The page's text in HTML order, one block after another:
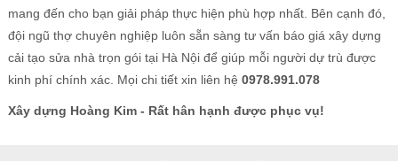
mang đến cho bạn giải pháp thực hiện phù hợp nhất. Bên cạnh đó,
đội ngũ thợ chuyên nghiệp luôn sẵn sàng tư vấn báo giá xây dựng
cải tạo sửa nhà trọn gói tại Hà Nội để giúp mỗi người dự trù được
kinh phí chính xác. Mọi chi tiết xin liên hệ 0978.991.078
Xây dựng Hoàng Kim - Rất hân hạnh được phục vụ!